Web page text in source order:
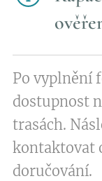
Po vyplnění
dostupnost
trasách.
kontaktovat
doručování.